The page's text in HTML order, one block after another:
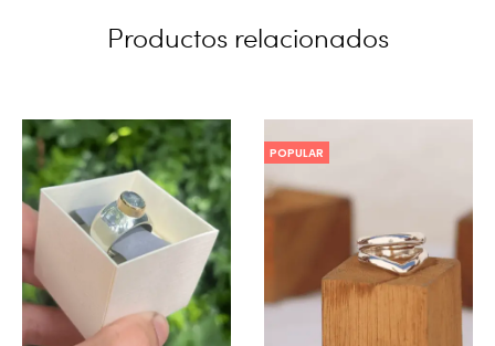
Productos relacionados
POPULAR